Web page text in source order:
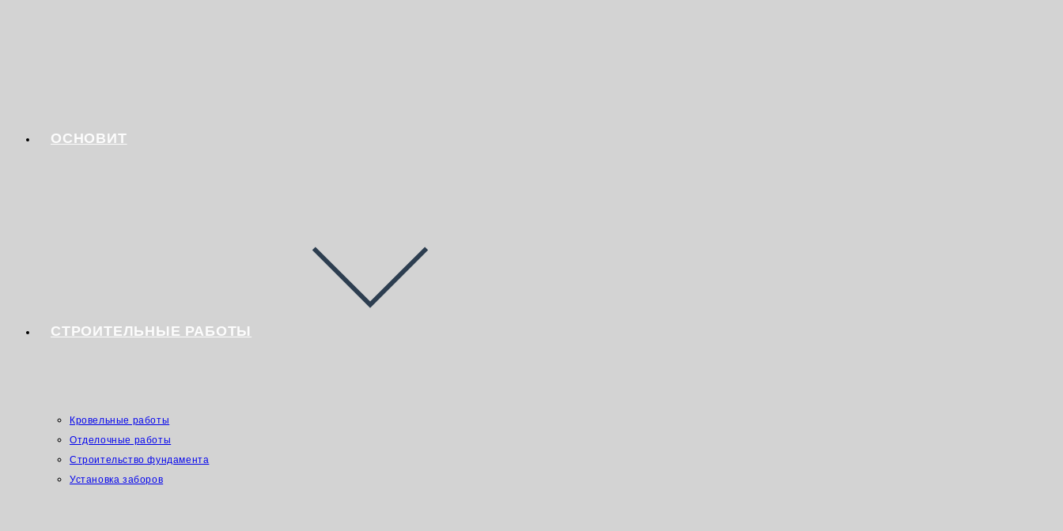
ОСНОВИТ
СТРОИТЕЛЬНЫЕ РАБОТЫ
Кровельные работы
Отделочные работы
Строительство фундамента
Установка заборов